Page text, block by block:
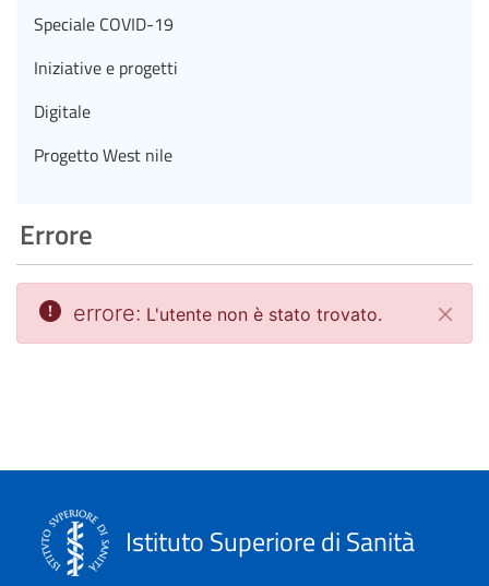
Errore
errore: L'utente non è stato trovato.
Speciale COVID-19
Iniziative e progetti
Digitale
Progetto West nile
Istituto Superiore di Sanità